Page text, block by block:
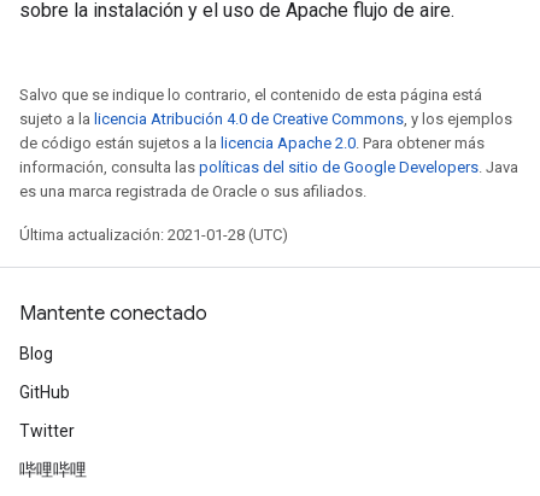
sobre la instalación y el uso de Apache flujo de aire.
Salvo que se indique lo contrario, el contenido de esta página está
sujeto a la licencia Atribución 4.0 de Creative Commons, y los ejemplos
de código están sujetos a la licencia Apache 2.0. Para obtener más
información, consulta las políticas del sitio de Google Developers. Java
es una marca registrada de Oracle o sus afiliados.
Última actualización: 2021-01-28 (UTC)
Mantente conectado
Blog
GitHub
Twitter
哔哩哔哩